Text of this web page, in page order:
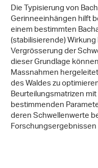
Die Typisierung von
Gerinneeinhängen hilft
einem bestimmten
(stabilisierende)
Vergrösserung der
dieser Grundlage
Massnahmen
des Waldes zu
Beurteilungsmatrizen
bestimmenden
deren Schwellenwerte